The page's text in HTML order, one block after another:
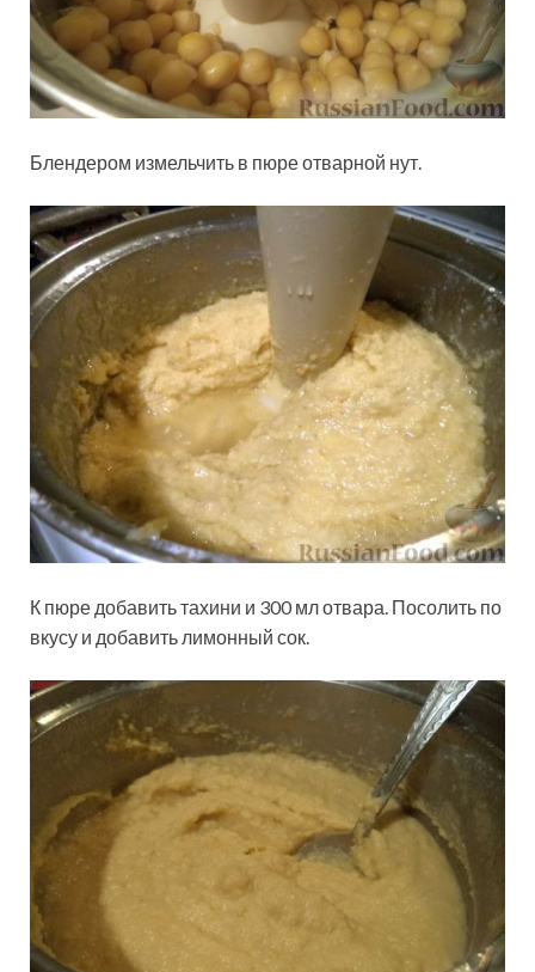
Блендером измельчить в пюре отварной нут.
К пюре добавить тахини и 300 мл отвара. Посолить по
вкусу и добавить лимонный сок.